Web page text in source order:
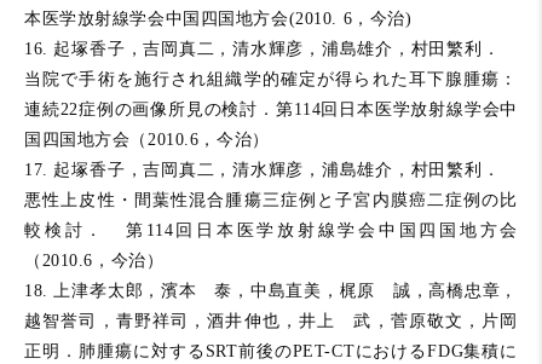
本医学放射線学会中国四国地方会(2010. 6，今治)
16. 起塚香子，吉岡真二，清水輝彦，浦島雄介，村田繁利．
当院で手術を施行され組織学的確定が得られた耳下腺腫瘍：
連続22症例の画像所見の検討．第114回日本医学放射線学会中
国四国地方会（2010.6，今治）
17. 起塚香子，吉岡真二，清水輝彦，浦島雄介，村田繁利．
悪性上皮性・間葉性混合腫瘍三症例と子宮内膜癌二症例の比
較検討． 第114回日本医学放射線学会中国四国地方会
（2010.6，今治）
18. 上津孝太郎，濱本 泰，中島直美，梶原 誠，高橋忠章，
越智誉司，青野祥司，酒井伸也，井上 武，菅原敬文，片岡
正明．肺腫瘍に対するSRT前後のPET-CTにおけるFDG集積に